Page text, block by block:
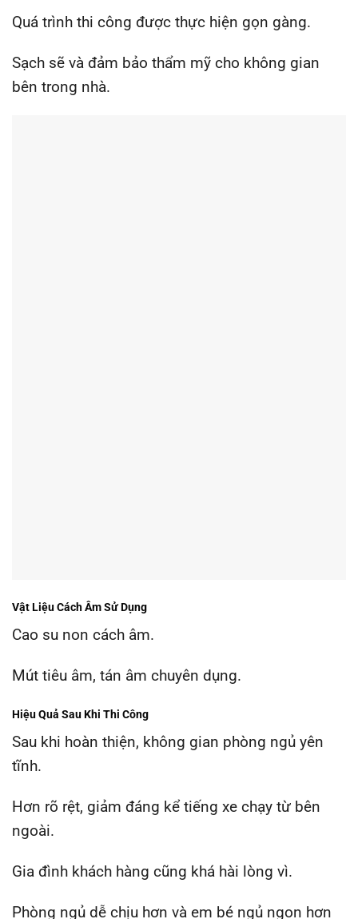
Quá trình thi công được thực hiện gọn gàng.
Sạch sẽ và đảm bảo thẩm mỹ cho không gian
bên trong nhà.
Vật Liệu Cách Âm Sử Dụng
Cao su non cách âm.
Mút tiêu âm, tán âm chuyên dụng.
Hiệu Quả Sau Khi Thi Công
Sau khi hoàn thiện, không gian phòng ngủ yên
tĩnh.
Hơn rõ rệt, giảm đáng kể tiếng xe chạy từ bên
ngoài.
Gia đình khách hàng cũng khá hài lòng vì.
Phòng ngủ dễ chịu hơn và em bé ngủ ngon hơn